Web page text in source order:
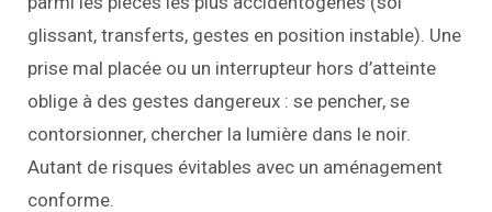
glissant, transferts, gestes en position instable). Une
prise mal placée ou un interrupteur hors d’atteinte
oblige à des gestes dangereux : se pencher, se
contorsionner, chercher la lumière dans le noir.
Autant de risques évitables avec un aménagement
conforme.